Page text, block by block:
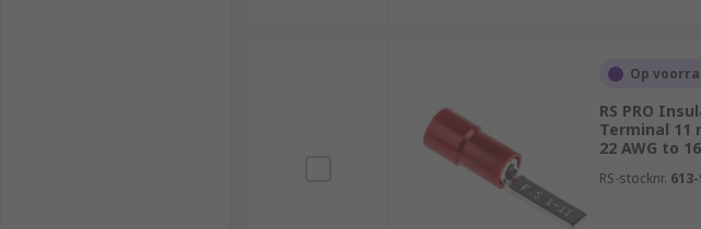
Op
RS PRO
Terminal 11
22 AWG to
RS-stocknr.